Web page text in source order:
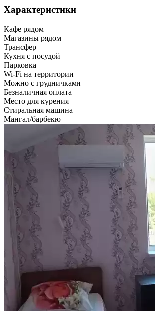
Характеристики
Кафе рядом
Магазины рядом
Трансфер
Кухня с посудой
Парковка
Wi-Fi на территории
Можно с грудничками
Безналичная оплата
Место для курения
Стиральная машина
Мангал/барбекю